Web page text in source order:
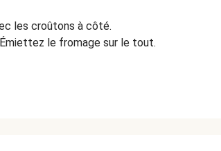
les croûtons à côté.
le fromage sur le tout.